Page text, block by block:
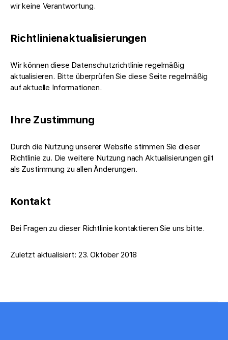
wir keine Verantwortung.
Richtlinienaktualisierungen
Wir können diese Datenschutzrichtlinie regelmäßig
aktualisieren. Bitte überprüfen Sie diese Seite regelmäßig
auf aktuelle Informationen.
Ihre Zustimmung
Durch die Nutzung unserer Website stimmen Sie dieser
Richtlinie zu. Die weitere Nutzung nach Aktualisierungen gilt
als Zustimmung zu allen Änderungen.
Kontakt
Bei Fragen zu dieser Richtlinie kontaktieren Sie uns bitte.
Zuletzt aktualisiert: 23. Oktober 2018